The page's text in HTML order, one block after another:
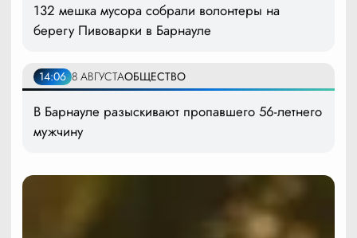
132 мешка мусора собрали волонтеры на
берегу Пивоварки в Барнауле
14:06 8 АВГУСТАОБЩЕСТВО
В Барнауле разыскивают пропавшего 56-летнего
мужчину